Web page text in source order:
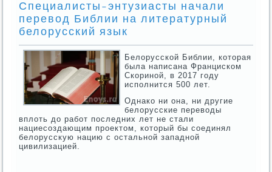
Специалисты-энтузиасты начали
перевод Библии на литературный
белорусский язык
Белорусской Библии, которая
была написана Франциском
Скориной, в 2017 году
исполнится 500 лет.
Однако ни она, ни другие
белорусские переводы
вплоть до работ последних лет не стали
нациесоздающим проектом, который бы соединял
белорусскую нацию с остальной западной
цивилизацией.